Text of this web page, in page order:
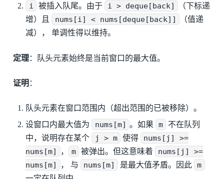
i 被插入队尾。由于 i > deque[back]
（下标递
增）且
nums[i] < nums[deque[back]]
（值递
减）， 单调性得以维持。
定理：队头元素始终是当前窗口的最大值。
证明 ：
队头元素在窗口范围内（超出范围的已被移除）。
设窗口内最大值为
nums[m] 。如果 m
不在队列
中，说明存在某个
j > m 使得
nums[j] >=
nums[m]
， m 被弹出。但这意味着
nums[j] >=
nums[m]
， 与 nums[m] 是最大值矛盾。因此 m